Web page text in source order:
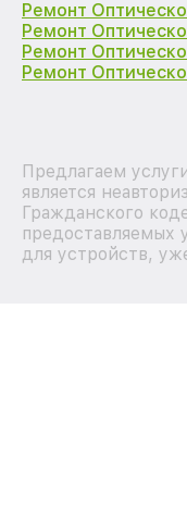
Ремонт
Ремонт
Ремонт
Ремонт
Предлагаем
является
Гражданского
предоставляемых
для устройств,